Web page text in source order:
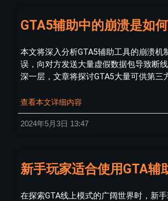
GTA5辅助中的崩溃是如
本文将深入分析GTA5辅助工具的崩溃
误，向对方发送大量虚假数据包导致断
深一层，文章将探讨GTA5大量可供第三
查看本文详细内容
2024年5月3日 13:47
新手玩家适合使用GTA辅
在探索GTA线上模式的广阔世界时，新